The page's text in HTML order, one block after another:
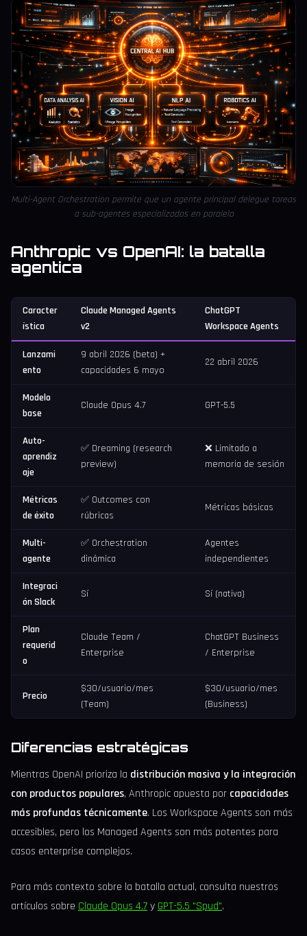
Multi-Agent Orchestration permite que un agente principal delegue tareas
a sub-agentes especializados en paralelo
Anthropic vs OpenAI: la batalla
agentica
Caracter
ística
Claude Managed Agents
v2
ChatGPT
Workspace Agents
Lanzami
ento
9 abril 2026 (beta) +
capacidades 6 mayo
22 abril 2026
Modelo
base
Claude Opus 4.7 GPT-5.5
Auto-
aprendiz
aje
✅ Dreaming (research
preview)
❌ Limitado a
memoria de sesión
Métricas
de éxito
✅ Outcomes con
rúbricas
Métricas básicas
Multi-
agente
✅ Orchestration
dinámica
Agentes
independientes
Integraci
ón Slack
Sí Sí (nativa)
Plan
requerid
o
Claude Team /
Enterprise
ChatGPT Business
/ Enterprise
Precio
$30/usuario/mes
(Team)
$30/usuario/mes
(Business)
Diferencias estratégicas
Mientras OpenAI prioriza la distribución masiva y la integración
con productos populares, Anthropic apuesta por capacidades
más profundas técnicamente. Los Workspace Agents son más
accesibles, pero los Managed Agents son más potentes para
casos enterprise complejos.
Para más contexto sobre la batalla actual, consulta nuestros
artículos sobre Claude Opus 4.7y GPT-5.5 "Spud".